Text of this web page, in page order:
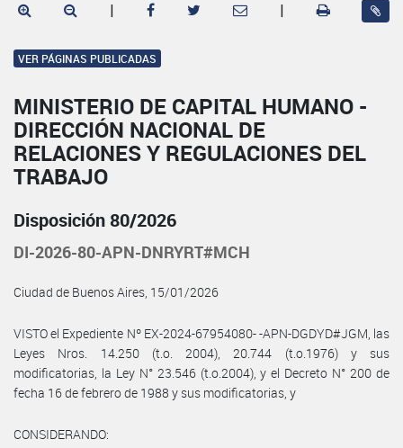
| |
VER PÁGINAS PUBLICADAS
MINISTERIO DE CAPITAL HUMANO -
DIRECCIÓN NACIONAL DE
RELACIONES Y REGULACIONES DEL
TRABAJO
Disposición 80/2026
DI-2026-80-APN-DNRYRT#MCH
Ciudad de Buenos Aires, 15/01/2026
VISTO el Expediente Nº EX-2024-67954080- -APN-DGDYD#JGM, las
Leyes Nros. 14.250 (t.o. 2004), 20.744 (t.o.1976) y sus
modificatorias, la Ley N° 23.546 (t.o.2004), y el Decreto N° 200 de
fecha 16 de febrero de 1988 y sus modificatorias, y
CONSIDERANDO: